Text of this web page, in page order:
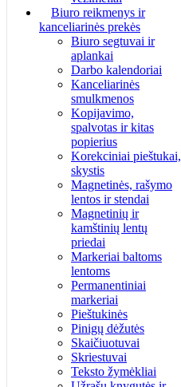
Biuro reikmenys ir
kanceliarinės prekės
Biuro segtuvai ir
aplankai
Darbo kalendoriai
Kanceliarinės
smulkmenos
Kopijavimo,
spalvotas ir kitas
popierius
Korekciniai pieštukai,
skystis
Magnetinės, rašymo
lentos ir stendai
Magnetinių ir
kamštinių lentų
priedai
Markeriai baltoms
lentoms
Permanentiniai
markeriai
Pieštukinės
Pinigų dėžutės
Skaičiuotuvai
Skriestuvai
Teksto žymėkliai